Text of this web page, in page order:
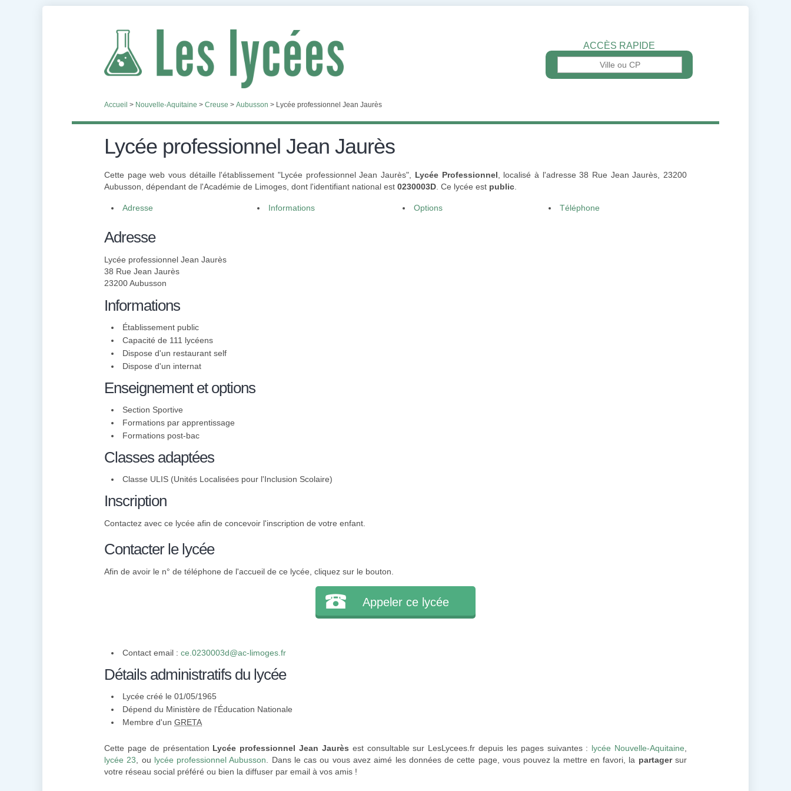
ACCÈS RAPIDE
Accueil > Nouvelle-Aquitaine > Creuse > Aubusson > Lycée professionnel Jean Jaurès
Lycée professionnel Jean Jaurès
Cette page web vous détaille l'établissement "Lycée professionnel Jean Jaurès", Lycée Professionnel , localisé à l'adresse 38 Rue Jean Jaurès, 23200
Aubusson, dépendant de l'Académie de Limoges, dont l'identifiant national est 0230003D . Ce lycée est public
Adresse Informations Options Téléphone
Adresse
Lycée professionnel Jean Jaurès
38 Rue Jean Jaurès
23200 Aubusson
Informations
Établissement public
Capacité de 111 lycéens
Dispose d'un restaurant self
Dispose d'un internat
Enseignement et options
Section Sportive
Formations par apprentissage
Formations post-bac
Classes adaptées
Classe ULIS (Unités Localisées pour l'Inclusion Scolaire)
Inscription
Contactez avec ce lycée afin de concevoir l'inscription de votre enfant.
Contacter le lycée
Afin de avoir le n° de téléphone de l'accueil de ce lycée, cliquez sur le bouton.
Appeler ce lycée
Contact email : ce.0230003d@ac-limoges.fr
Détails administratifs du lycée
Lycée créé le 01/05/1965
Dépend du Ministère de l'Éducation Nationale
Membre d'un GRETA
Cette page de présentation Lycée professionnel Jean Jaurès est consultable sur LesLycees.fr depuis les pages suivantes : lycée Nouvelle-Aquitaine
lycée 23 , ou lycée professionnel Aubusson . Dans le cas ou vous avez aimé les données de cette page, vous pouvez la mettre en favori, la partagersur
votre réseau social préféré ou bien la diffuser par email à vos amis !